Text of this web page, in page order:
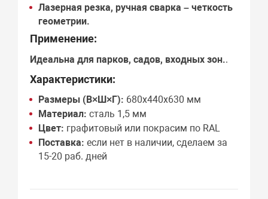
Лазерная резка, ручная сварка – четкость
геометрии.
Применение:
Идеальна дляпарков, садов, входных зон..
Характеристики:
Размеры (В×Ш×Г): 680х440х630 мм
Материал: сталь 1,5 мм
Цвет: графитовый или покрасим по RAL
Поставка: если нет в наличии, сделаем за
15-20 раб. дней